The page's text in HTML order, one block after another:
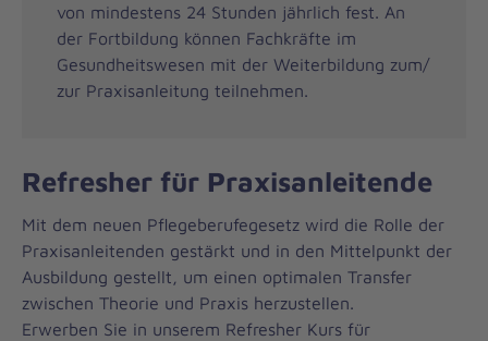
von mindestens 24 Stunden jährlich fest. An
der Fortbildung können Fachkräfte im
Gesundheitswesen mit der Weiterbildung zum/
zur Praxisanleitung teilnehmen.
Refresher für Praxisanleitende
Mit dem neuen Pflegeberufegesetz wird die Rolle der
Praxisanleitenden gestärkt und in den Mittelpunkt der
Ausbildung gestellt, um einen optimalen Transfer
zwischen Theorie und Praxis herzustellen.
Erwerben Sie in unserem Refresher Kurs für